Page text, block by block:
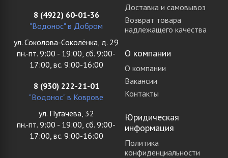
8 (4922) 60-01-36
"Водонос" в Добром
ул. Соколова-Соколёнка, д. 29
пн.-пт. 9:00 - 19:00, сб. 9:00-
17:00, вс. 9:00-16:00
8 (930) 222-21-01
"Водонос" в Коврове
ул. Пугачева, 32
пн.-пт. 9:00 - 19:00, сб. 9:00-
17:00, вс. 9:00-16:00
Доставка и самовывоз
Возврат товара
надлежащего качества
О компании
О компании
Вакансии
Контакты
Юридическая
информация
Политика
конфиденциальности